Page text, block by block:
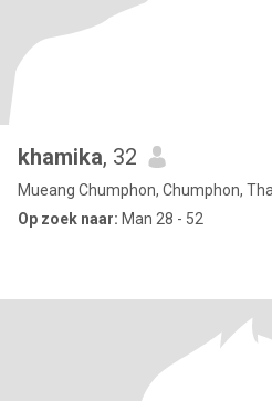
khamika, 32
Mueang Chumphon, Chumphon,
Op zoek naar: Man 28 - 52